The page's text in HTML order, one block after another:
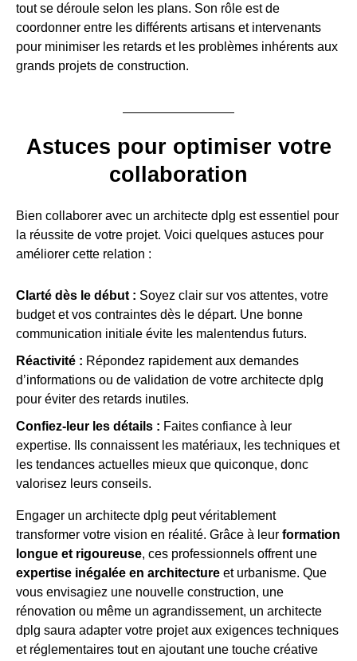
tout se déroule selon les plans. Son rôle est de
coordonner entre les différents artisans et intervenants
pour minimiser les retards et les problèmes inhérents aux
grands projets de construction.
Astuces pour optimiser votre
collaboration
Bien collaborer avec un architecte dplg est essentiel pour
la réussite de votre projet. Voici quelques astuces pour
améliorer cette relation :
Clarté dès le début : Soyez clair sur vos attentes, votre
budget et vos contraintes dès le départ. Une bonne
communication initiale évite les malentendus futurs.
Réactivité : Répondez rapidement aux demandes
d’informations ou de validation de votre architecte dplg
pour éviter des retards inutiles.
Confiez-leur les détails : Faites confiance à leur
expertise. Ils connaissent les matériaux, les techniques et
les tendances actuelles mieux que quiconque, donc
valorisez leurs conseils.
Engager un architecte dplg peut véritablement
transformer votre vision en réalité. Grâce à leur formation
longue et rigoureuse, ces professionnels offrent une
expertise inégalée en architecture et urbanisme. Que
vous envisagiez une nouvelle construction, une
rénovation ou même un agrandissement, un architecte
dplg saura adapter votre projet aux exigences techniques
et réglementaires tout en ajoutant une touche créative